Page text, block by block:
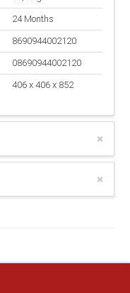
24 Months
8690944002120
08690944002120
406 x 406 x 852